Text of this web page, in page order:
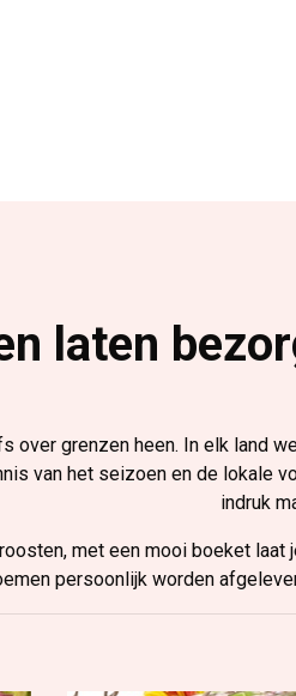
laten
over grenzen heen. In elk land
van het seizoen en de lokale
indruk
met een mooi boeket
persoonlijk worden